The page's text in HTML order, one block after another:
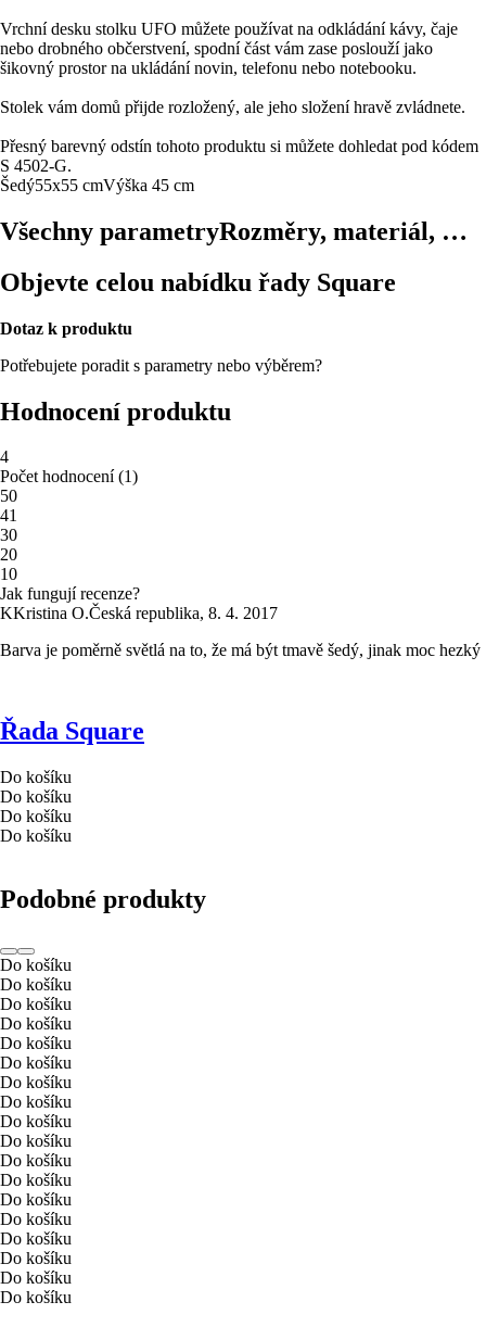
Vrchní desku stolku UFO můžete používat na odkládání kávy, čaje
nebo drobného občerstvení, spodní část vám zase poslouží jako
šikovný prostor na ukládání novin, telefonu nebo notebooku.
Stolek vám domů přijde rozložený, ale jeho složení hravě zvládnete.
Přesný barevný odstín tohoto produktu si můžete dohledat pod kódem
S 4502-G.
Šedý55x55 cmVýška 45 cm
Všechny parametryRozměry, materiál, …
Objevte celou nabídku řady Square
Dotaz k produktu
Potřebujete poradit s parametry nebo výběrem?
Hodnocení produktu
4
Počet hodnocení(1)
50
41
30
20
10
Jak fungují recenze?
KKristina O.Česká republika, 8. 4. 2017
Barva je poměrně světlá na to, že má být tmavě šedý, jinak moc hezký
Řada Square
Do košíku
Do košíku
Do košíku
Do košíku
Podobné produkty
Do košíku
Do košíku
Do košíku
Do košíku
Do košíku
Do košíku
Do košíku
Do košíku
Do košíku
Do košíku
Do košíku
Do košíku
Do košíku
Do košíku
Do košíku
Do košíku
Do košíku
Do košíku